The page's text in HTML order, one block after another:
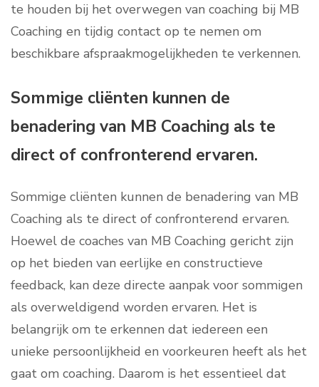
te houden bij het overwegen van coaching bij MB
Coaching en tijdig contact op te nemen om
beschikbare afspraakmogelijkheden te verkennen.
Sommige cliënten kunnen de
benadering van MB Coaching als te
direct of confronterend ervaren.
Sommige cliënten kunnen de benadering van MB
Coaching als te direct of confronterend ervaren.
Hoewel de coaches van MB Coaching gericht zijn
op het bieden van eerlijke en constructieve
feedback, kan deze directe aanpak voor sommigen
als overweldigend worden ervaren. Het is
belangrijk om te erkennen dat iedereen een
unieke persoonlijkheid en voorkeuren heeft als het
gaat om coaching. Daarom is het essentieel dat